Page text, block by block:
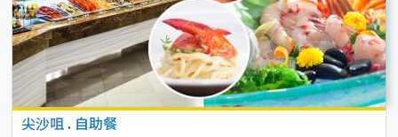
尖沙咀 . 自助餐